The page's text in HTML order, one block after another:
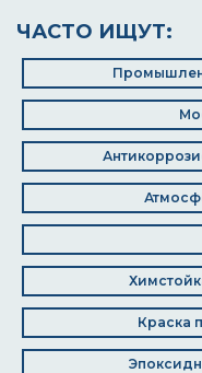
ЧАСТО ИЩУТ:
Краска